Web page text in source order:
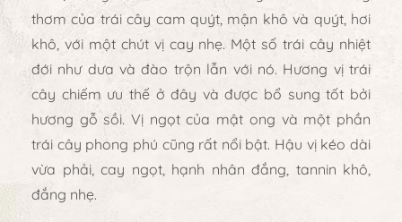
thơm của trái cây cam quýt, mận khô và quýt, hơi
khô, với một chút vị cay nhẹ. Một số trái cây nhiệt
đới như dưa và đào trộn lẫn với nó. Hương vị trái
cây chiếm ưu thế ở đây và được bổ sung tốt bởi
hương gỗ sồi. Vị ngọt của mật ong và một phần
trái cây phong phú cũng rất nổi bật. Hậu vị kéo dài
vừa phải, cay ngọt, hạnh nhân đắng, tannin khô,
đắng nhẹ.